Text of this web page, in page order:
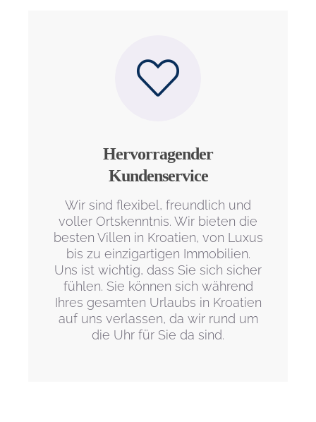
Hervorragender
Kundenservice
Wir sind flexibel, freundlich und
voller Ortskenntnis. Wir bieten die
besten Villen in Kroatien, von Luxus
bis zu einzigartigen Immobilien.
Uns ist wichtig, dass Sie sich sicher
fühlen. Sie können sich während
Ihres gesamten Urlaubs in Kroatien
auf uns verlassen, da wir rund um
die Uhr für Sie da sind.